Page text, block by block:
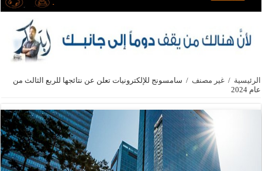
الرئيسية / غير مصنف / سامسونج للإلكترونيات تعلن عن نتائجها للربع الثالث من
عام 2024